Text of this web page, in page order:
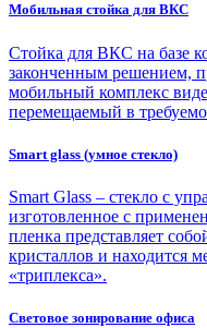
Мобильная стойка для ВКС
Стойка для ВКС на базе
законченным решением,
мобильный комплекс
перемещаемый в
Smart glass (умное стекло)
Smart Glass – стекло c
изготовленное с
пленка представляет
кристаллов и находится
«триплекса».
Световое зонирование офиса